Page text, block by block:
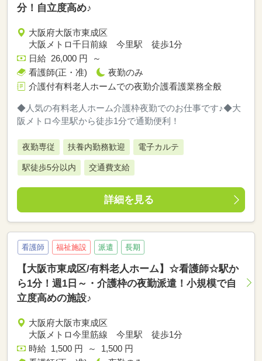
分！自立度高め♪
大阪府大阪市東成区
大阪メトロ千日前線 今里駅 徒歩1分
日給 26,000 円 ～
看護師(正・准)
夜勤のみ
介護付有料老人ホームでの夜勤介護看護業務全般
◆人気の有料老人ホーム介護枠夜勤でのお仕事です♪◆大
阪メトロ今里駅から徒歩1分で通勤便利！
夜勤専従 扶養内勤務歓迎 電子カルテ
駅徒歩5分以内 交通費支給
詳細を見る
看護師 福祉施設 派遣 長期
【大阪市東成区/有料老人ホーム】☆看護師☆駅か
ら1分！週1日～・介護枠の夜勤派遣！小規模で自
立度高めの施設♪
大阪府大阪市東成区
大阪メトロ今里筋線 今里駅 徒歩1分
時給 1,500 円 ～ 1,500 円